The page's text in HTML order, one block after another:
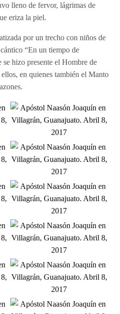
lleno de fervor, lágrimas de
eriza la piel.
por un trecho con niños de
“En un tiempo de
se hizo presente el Hombre de
en quienes también el Manto